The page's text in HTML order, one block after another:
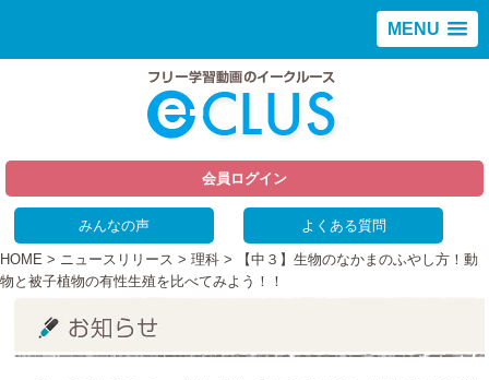
MENU
会員ログイン
みんなの声 よくある質問
HOME > ニュースリリース > 理科 > 【中３】生物のなかまのふやし方！動
物と被子植物の有性生殖を比べてみよう！！